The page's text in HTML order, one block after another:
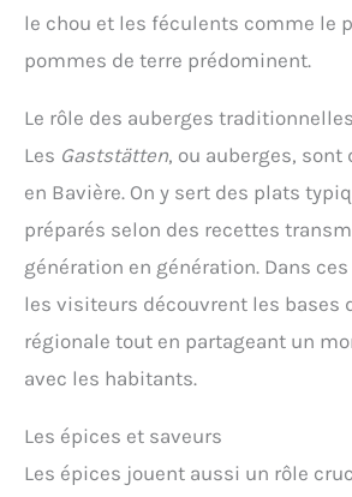
le chou et les féculents comme le
pommes de terre prédominent.
Le rôle des auberges traditionnelles
Les Gaststätten, ou auberges,
en Bavière. On y sert des plats
préparés selon des recettes
génération en génération. Dans
les visiteurs découvrent les bases
régionale tout en partageant un
avec les habitants.
Les épices et saveurs
Les épices jouent aussi un rôle